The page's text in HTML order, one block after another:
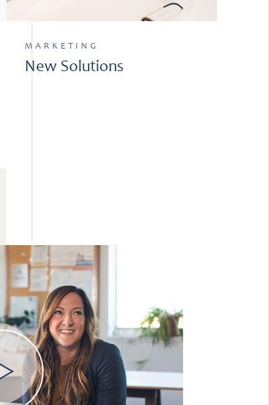
MARKETING
New Solutions